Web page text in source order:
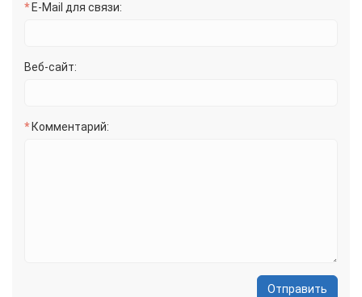
E-Mail для связи:
Веб-сайт:
Комментарий:
Отправить